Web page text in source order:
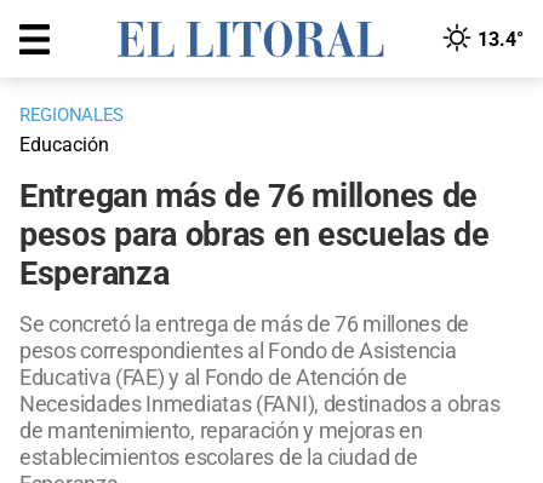
13.4°
REGIONALES
Educación
Entregan más de 76 millones de
pesos para obras en escuelas de
Esperanza
Se concretó la entrega de más de 76 millones de
pesos correspondientes al Fondo de Asistencia
Educativa (FAE) y al Fondo de Atención de
Necesidades Inmediatas (FANI), destinados a obras
de mantenimiento, reparación y mejoras en
establecimientos escolares de la ciudad de